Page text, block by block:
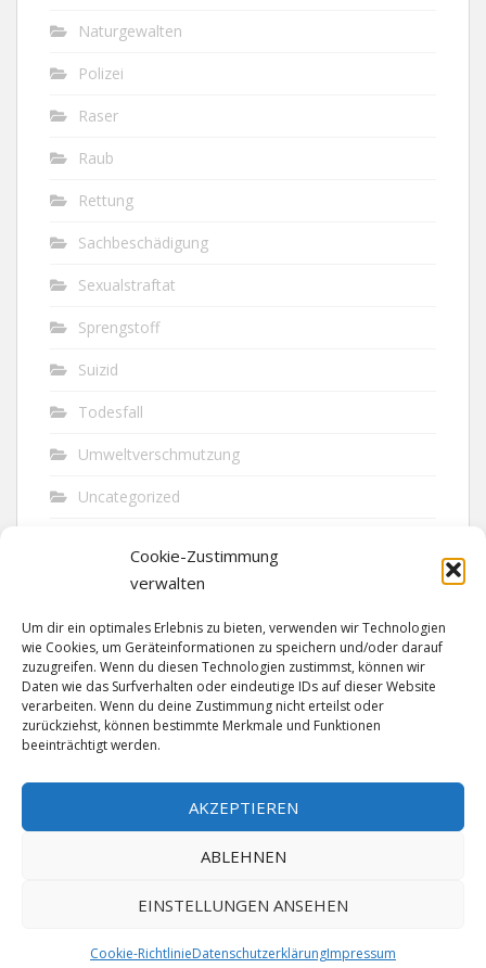
Cookie-Zustimmung
verwalten
Um dir ein optimales Erlebnis zu bieten, verwenden wir Technologien
wie Cookies, um Geräteinformationen zu speichern und/oder darauf
zuzugreifen. Wenn du diesen Technologien zustimmst, können wir
Daten wie das Surfverhalten oder eindeutige IDs auf dieser Website
verarbeiten. Wenn du deine Zustimmung nicht erteilst oder
zurückziehst, können bestimmte Merkmale und Funktionen
beeinträchtigt werden.
AKZEPTIEREN
ABLEHNEN
EINSTELLUNGEN ANSEHEN
Cookie-RichtlinieDatenschutzerklärungImpressum
Naturgewalten
Polizei
Raser
Raub
Rettung
Sachbeschädigung
Sexualstraftat
Sprengstoff
Suizid
Todesfall
Umweltverschmutzung
Uncategorized
Vandalismus
Verkehr
Verkehrsunfall
Vermisst
Waffen
MADE SINCE 1999 WITH ♥ BYABELNET| POWERED BYNADV